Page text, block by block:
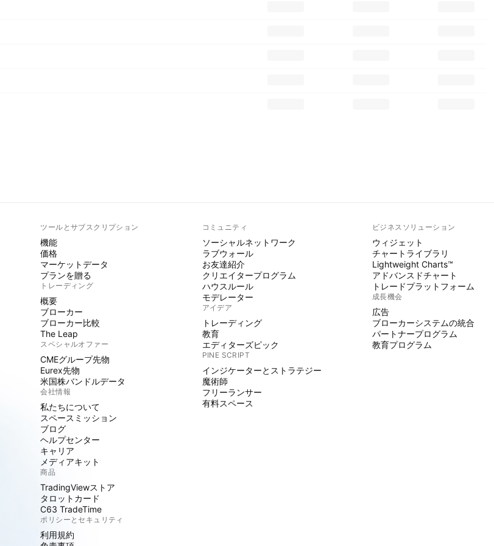
ツールとサブスクリプション
機能
価格
マーケットデータ
プランを贈る
トレーディング
概要
ブローカー
ブローカー比較
The Leap
スペシャルオファー
CMEグループ先物
Eurex先物
米国株バンドルデータ
会社情報
私たちについて
スペースミッション
ブログ
ヘルプセンター
キャリア
メディアキット
商品
TradingViewストア
タロットカード
C63 TradeTime
ポリシーとセキュリティ
利用規約
コミュニティ
ソーシャルネットワーク
ラブウォール
お友達紹介
クリエイタープログラム
ハウスルール
モデレーター
アイデア
トレーディング
教育
エディターズピック
PINE SCRIPT
インジケーターとストラテジー
魔術師
フリーランサー
有料スペース
ビジネスソリューション
ウィジェット
チャートライブラリ
Lightweight Charts™
アドバンスドチャート
トレードプラットフォーム
成長機会
広告
ブローカーシステムの統合
パートナープログラム
教育プログラム